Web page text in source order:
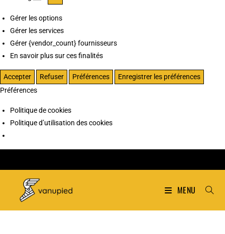
Gérer les options
Gérer les services
Gérer {vendor_count} fournisseurs
En savoir plus sur ces finalités
Accepter Refuser Préférences
Enregistrer les préférences
Préférences
Politique de cookies
Politique d’utilisation des cookies
MENU